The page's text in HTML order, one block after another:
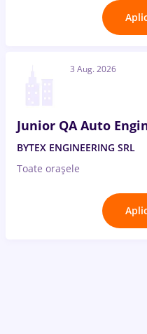
3 Aug. 2026
Junior QA Auto
BYTEX ENGINEERING SRL
Toate oraşele